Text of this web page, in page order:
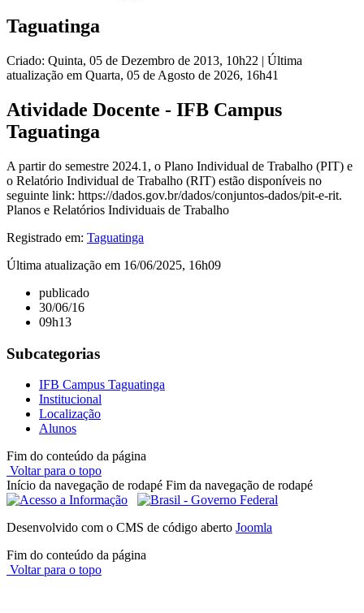
Taguatinga
Criado: Quinta, 05 de Dezembro de 2013, 10h22 | Última
atualização em Quarta, 05 de Agosto de 2026, 16h41
Atividade Docente - IFB Campus
Taguatinga
A partir do semestre 2024.1, o Plano Individual de Trabalho (PIT) e
o Relatório Individual de Trabalho (RIT) estão disponíveis no
seguinte link: https://dados.gov.br/dados/conjuntos-dados/pit-e-rit.
Planos e Relatórios Individuais de Trabalho
Registrado em: Taguatinga
Última atualização em 16/06/2025, 16h09
publicado
30/06/16
09h13
Subcategorias
IFB Campus Taguatinga
Institucional
Localização
Alunos
Fim do conteúdo da página
Voltar para o topo
Início da navegação de rodapé Fim da navegação de rodapé
Desenvolvido com o CMS de código aberto Joomla
Fim do conteúdo da página
Voltar para o topo